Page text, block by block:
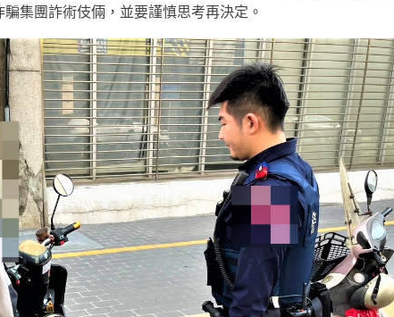
集團詐術伎倆，並要謹慎思考再決定。